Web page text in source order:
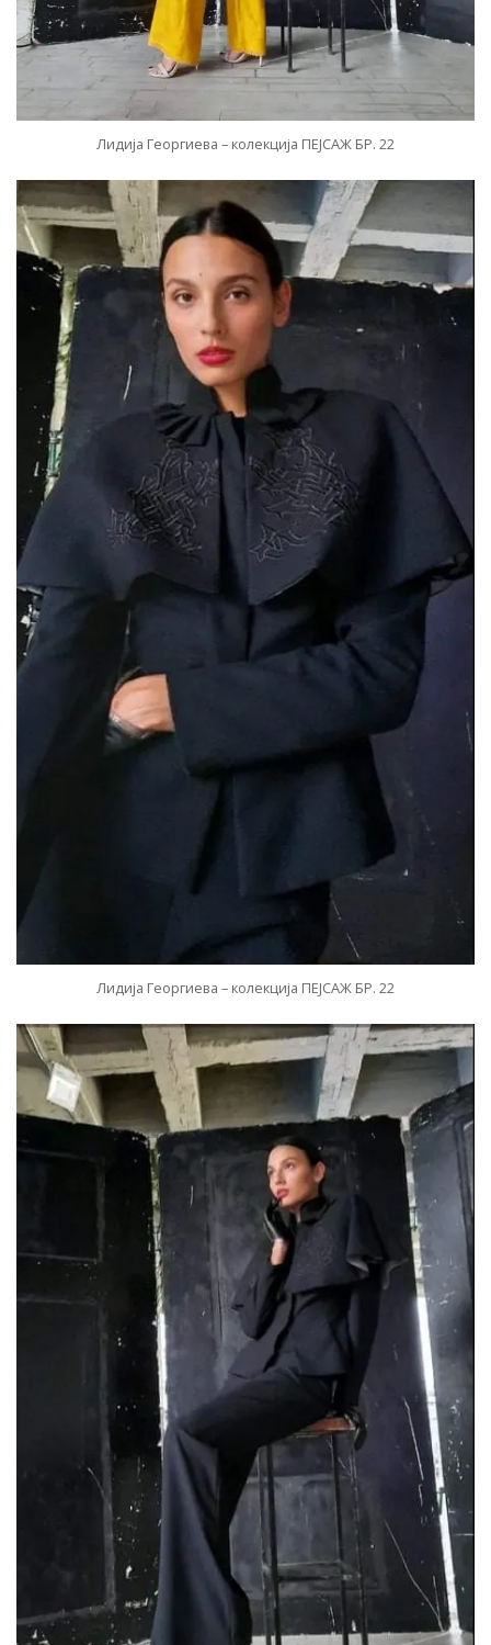
Лидија Георгиева – колекција ПЕЈСАЖ БР. 22
Лидија Георгиева – колекција ПЕЈСАЖ БР. 22